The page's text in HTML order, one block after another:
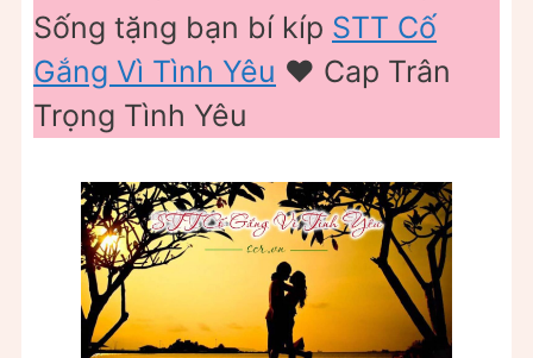
Sống tặng bạn bí kíp STT Cố
Gắng Vì Tình Yêu ❤️️ Cap Trân
Trọng Tình Yêu